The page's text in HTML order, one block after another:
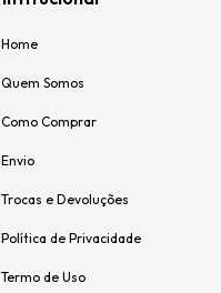
Home
Quem Somos
Como Comprar
Envio
Trocas e Devoluções
Política de Privacidade
Termo de Uso